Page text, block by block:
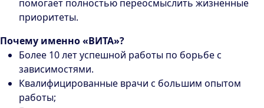
помогает полностью переосмыслить жизненные
приоритеты.
Почему именно «ВИТА»?
Более 10 лет успешной работы по борьбе с
зависимостями.
Квалифицированные врачи с большим опытом
работы;